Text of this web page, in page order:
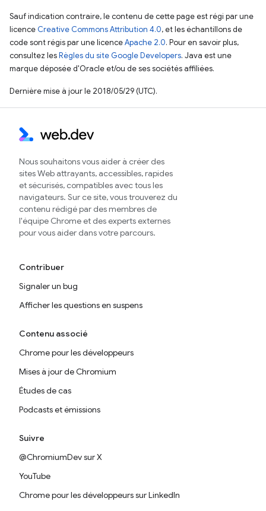
Sauf indication contraire, le contenu de cette page est régi par une
licence Creative Commons Attribution 4.0, et les échantillons de
code sont régis par une licenceApache 2.0. Pour en savoir plus,
consultez lesRègles du site Google Developers. Java est une
marque déposée d'Oracle et/ou de ses sociétés affiliées.
Dernière mise à jour le 2018/05/29 (UTC).
Nous souhaitons vous aider à créer des
sites Web attrayants, accessibles, rapides
et sécurisés, compatibles avec tous les
navigateurs. Sur ce site, vous trouverez du
contenu rédigé par des membres de
l'équipe Chrome et des experts externes
pour vous aider dans votre parcours.
Contribuer
Signaler un bug
Afficher les questions en suspens
Contenu associé
Chrome pour les développeurs
Mises à jour de Chromium
Études de cas
Podcasts et émissions
Suivre
@ChromiumDev sur X
YouTube
Chrome pour les développeurs sur LinkedIn